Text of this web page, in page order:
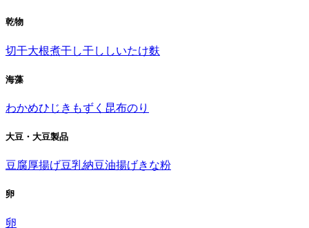
乾物
切干大根煮干し干ししいたけ麩
海藻
わかめひじき もずく 昆布のり
大豆・大豆製品
豆腐厚揚げ豆乳納豆油揚げきな粉
卵
卵